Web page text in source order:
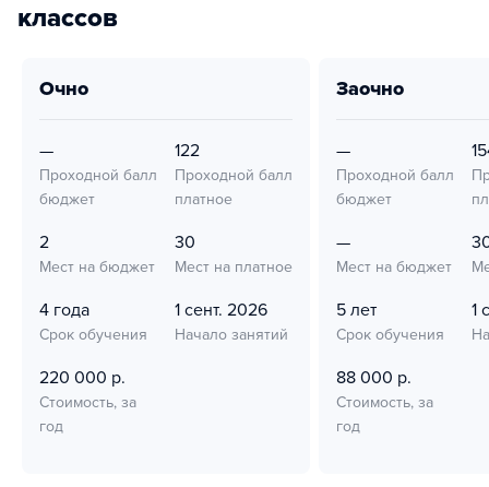
классов
очно
—
Проходной балл
бюджет
122
Проходной балл
платное
2
Мест на бюджет
30
Мест на платное
4 года
Срок обучения
1 сент. 2026
Начало занятий
220 000 р.
Стоимость, за
год
заочно
—
Проходной балл
бюджет
—
Мест на бюджет
5 лет
Срок обучения
1
88 000 р.
Стоимость, за
год